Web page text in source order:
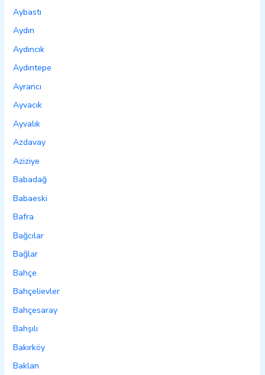
Aybastı
Aydın
Aydıncık
Aydıntepe
Ayrancı
Ayvacık
Ayvalık
Azdavay
Aziziye
Babadağ
Babaeski
Bafra
Bağcılar
Bağlar
Bahçe
Bahçelievler
Bahçesaray
Bahşılı
Bakırköy
Baklan